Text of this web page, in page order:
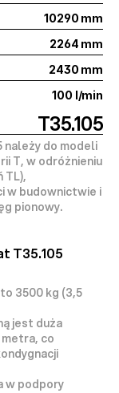
10290 mm
2264 mm
2430 mm
100 l/min
T35.105
należy do modeli
T, w odróżnieniu
TL),
w budownictwie i
pionowy.
T35.105
3500 kg (3,5
jest duża
metra, co
w podpory